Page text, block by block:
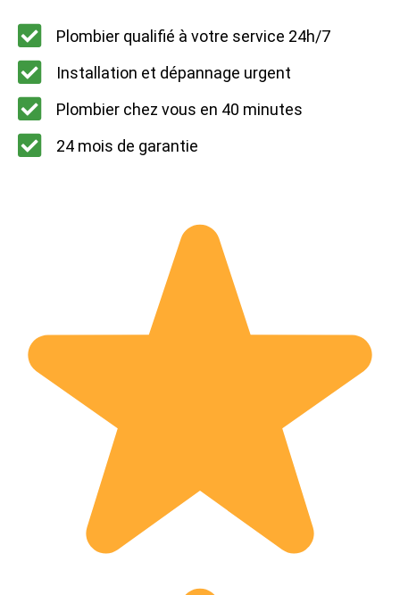
Plombier qualifié à votre service 24h/7
Installation et dépannage urgent
Plombier chez vous en 40 minutes
24 mois de garantie